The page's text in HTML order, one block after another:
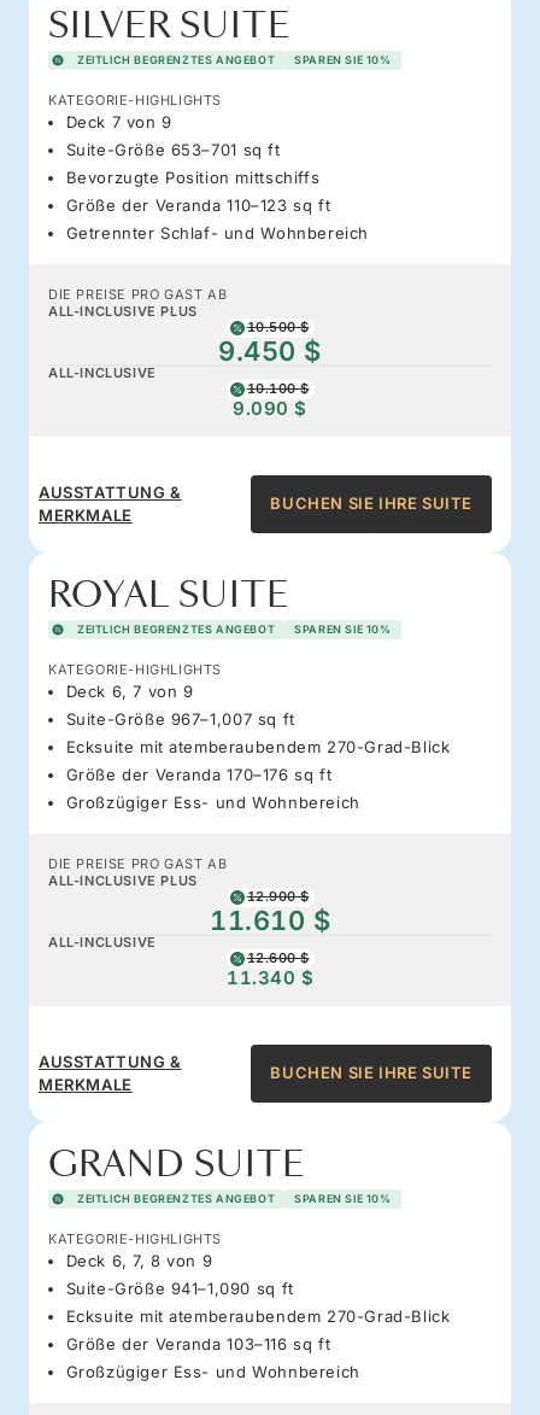
SILVER SUITE
ZEITLICH BEGRENZTES ANGEBOT SPAREN SIE 10%
KATEGORIE-HIGHLIGHTS
Deck 7 von 9
Suite-Größe 653–701 sq ft
Bevorzugte Position mittschiffs
Größe der Veranda 110–123 sq ft
Getrennter Schlaf- und Wohnbereich
DIE PREISE PRO GAST AB
ALL-INCLUSIVE PLUS
10.500 $
9.450 $
ALL-INCLUSIVE
10.100 $
9.090 $
AUSSTATTUNG &
MERKMALE
BUCHEN SIE IHRE SUITE
ROYAL SUITE
ZEITLICH BEGRENZTES ANGEBOT SPAREN SIE 10%
KATEGORIE-HIGHLIGHTS
Deck 6, 7 von 9
Suite-Größe 967–1,007 sq ft
Ecksuite mit atemberaubendem 270-Grad-Blick
Größe der Veranda 170–176 sq ft
Großzügiger Ess- und Wohnbereich
DIE PREISE PRO GAST AB
ALL-INCLUSIVE PLUS
12.900 $
11.610 $
ALL-INCLUSIVE
12.600 $
11.340 $
AUSSTATTUNG &
MERKMALE
BUCHEN SIE IHRE SUITE
GRAND SUITE
ZEITLICH BEGRENZTES ANGEBOT SPAREN SIE 10%
KATEGORIE-HIGHLIGHTS
Deck 6, 7, 8 von 9
Suite-Größe 941–1,090 sq ft
Ecksuite mit atemberaubendem 270-Grad-Blick
Größe der Veranda 103–116 sq ft
Großzügiger Ess- und Wohnbereich